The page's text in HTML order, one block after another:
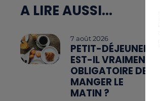
A LIRE AUSSI...
7 août 2026
PETIT-DÉJEUNER :
EST-IL VRAIMENT
OBLIGATOIRE DE
MANGER LE
MATIN ?